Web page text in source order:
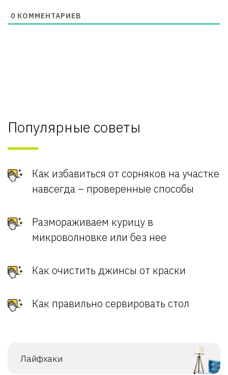
0 КОММЕНТАРИЕВ
Популярные советы
Как избавиться от сорняков на участке
навсегда – проверенные способы
Размораживаем курицу в
микроволновке или без нее
Как очистить джинсы от краски
Как правильно сервировать стол
Лайфхаки